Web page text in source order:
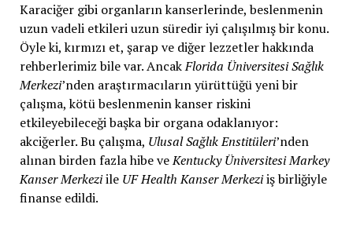
Karaciğer gibi organların kanserlerinde, beslenmenin
uzun vadeli etkileri uzun süredir iyi çalışılmış bir konu.
Öyle ki, kırmızı et, şarap ve diğer lezzetler hakkında
rehberlerimiz bile var. AncakFlorida Üniversitesi Sağlık
Merkezi’nden araştırmacıların yürüttüğü yeni bir
çalışma, kötü beslenmenin kanser riskini
etkileyebileceği başka bir organa odaklanıyor:
akciğerler. Bu çalışma, Ulusal Sağlık Enstitüleri’nden
alınan birden fazla hibe veKentucky Üniversitesi Markey
Kanser Merkeziile UF Health Kanser Merkeziiş birliğiyle
finanse edildi.